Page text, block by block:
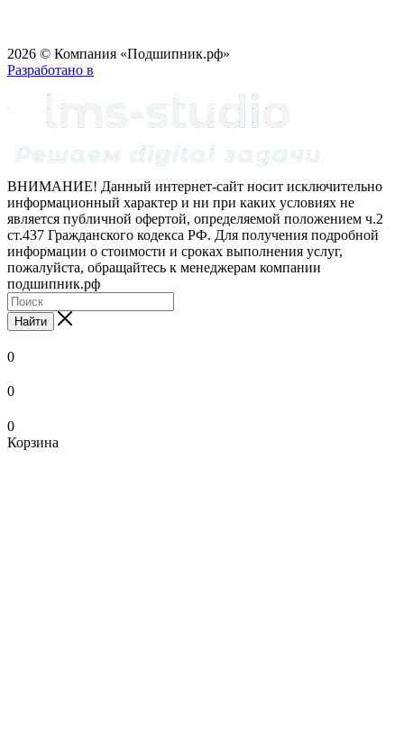
2026 © Компания «Подшипник.рф»
Разработано в
ВНИМАНИЕ! Данный интернет-сайт носит исключительно
информационный характер и ни при каких условиях не
является публичной офертой, определяемой положением ч.2
ст.437 Гражданского кодекса РФ. Для получения подробной
информации о стоимости и сроках выполнения услуг,
пожалуйста, обращайтесь к менеджерам компании
подшипник.рф
Найти
0
0
0
Корзина